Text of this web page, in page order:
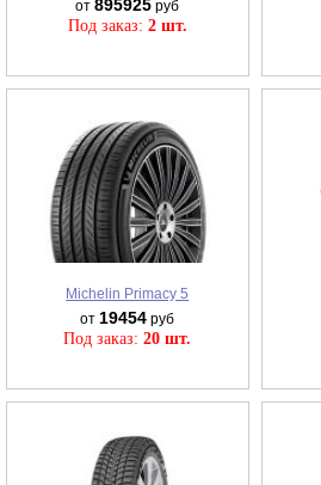
от895925 руб
Под заказ: 2 шт.
Michelin Primacy 5
от 19454 руб
Под заказ:20 шт.